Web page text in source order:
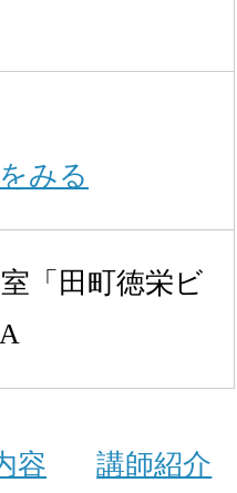
みる
「田町徳栄ビ
容
講師紹介